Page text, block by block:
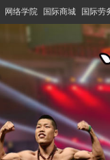
网络学院 国际商城 国际劳